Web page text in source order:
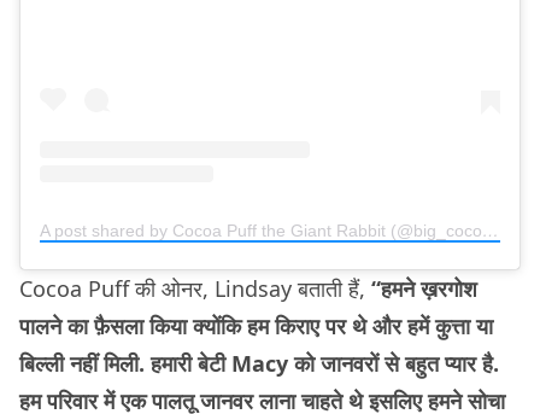
A post shared by Cocoa Puff the Giant Rabbit (@big_cocoa_puff)
Cocoa Puff की ओनर, Lindsay बताती हैं, “हमने ख़रगोश
पालने का फ़ैसला किया क्योंकि हम किराए पर थे और हमें कुत्ता या
बिल्ली नहीं मिली. हमारी बेटी Macy को जानवरों से बहुत प्यार है.
हम परिवार में एक पालतू जानवर लाना चाहते थे इसलिए हमने सोचा